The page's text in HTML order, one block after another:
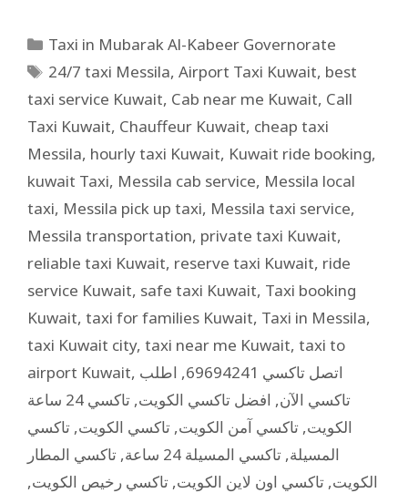
Taxi in Mubarak Al-Kabeer Governorate
24/7 taxi Messila,Airport Taxi Kuwait, best
taxi service Kuwait, Cab near me Kuwait, Call
Taxi Kuwait, Chauffeur Kuwait, cheap taxi
Messila, hourly taxi Kuwait, Kuwait ride booking,
kuwait Taxi, Messila cab service, Messila local
taxi, Messila pick up taxi, Messila taxi service,
Messila transportation, private taxi Kuwait,
reliable taxi Kuwait, reserve taxi Kuwait, ride
service Kuwait, safe taxi Kuwait, Taxi booking
Kuwait, taxi for families Kuwait, Taxi in Messila,
taxi Kuwait city, taxi near me Kuwait, taxi to
airport Kuwait, اتصل تاكسي 69694241 , اطلب
تاكسي الآن, افضل تاكسي الكويت,
تاكسي 24 ساعة
الكويت, تاكسي آمن الكويت, تاكسي الكويت, تاكسي
المسيلة, تاكسي المسيلة 24 ساعة , تاكسي المطار
الكويت, تاكسي اون لاين الكويت, تاكسي رخيص الكويت,